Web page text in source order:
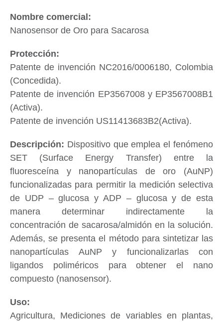
Nanosensor de Oro para Sacarosa
Patente de invención NC2016/0006180, Colombia
(Concedida).
Patente de invención EP3567008 y EP3567008B1
(Activa).
Patente de invención US11413683B2(Activa).
Dispositivo que emplea el fenómeno
SET (Surface Energy Transfer) entre la
fluoresceína y nanopartículas de oro (AuNP)
funcionalizadas para permitir la medición selectiva
de UDP – glucosa y ADP – glucosa y de esta
manera determinar indirectamente la
concentración de sacarosa/almidón en la solución.
Además, se presenta el método para sintetizar las
nanopartículas AuNP y funcionalizarlas con
ligandos poliméricos para obtener el nano
compuesto (nanosensor).
Agricultura, Mediciones de variables en plantas,